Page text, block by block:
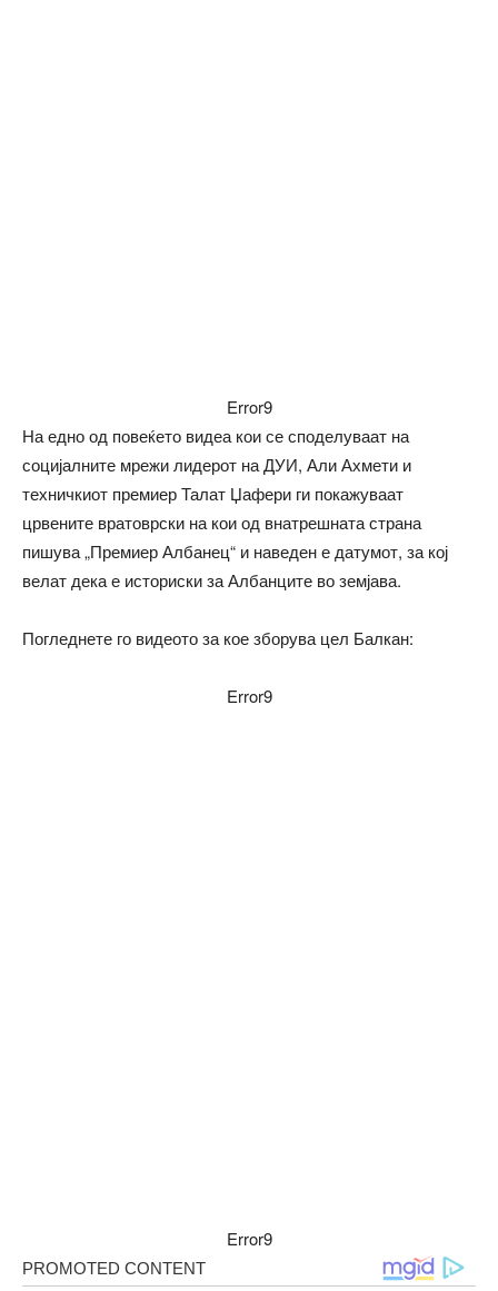
Error9
На едно од повеќето видеа кои се споделуваат на
социјалните мрежи лидерот на ДУИ, Али Ахмети и
техничкиот премиер Талат Џафери ги покажуваат
црвените вратоврски на кои од внатрешната страна
пишува „Премиер Албанец“ и наведен е датумот, за кој
велат дека е историски за Албанците во земјава.
Погледнете го видеото за кое зборува цел Балкан:
Error9
Error9